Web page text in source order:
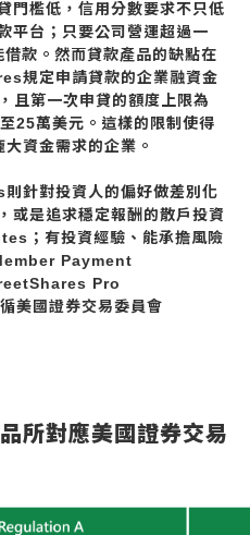
門檻低，信用分數要求不只低
平台；只要公司營運超過一
款。然而貸款產品的缺點在
規定申請貸款的企業融資金
且第一次申貸的額度上限為
25萬美元。這樣的限制使得
資金需求的企業。
針對投資人的偏好做差別化
或是追求穩定報酬的散戶投資
；有投資經驗、能承擔風險
Payment
Pro
美國證券交易委員會
所對應美國證券交易